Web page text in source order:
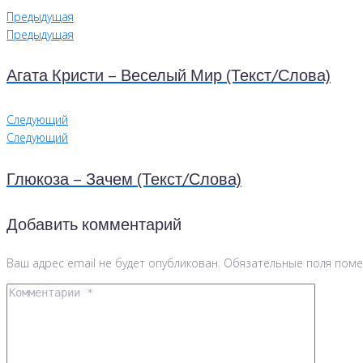
Предыдущая
Предыдущая
Агата Кристи – Веселый Мир (Текст/Слова)
Следующий
Следующий
Глюкоза – Зачем (Текст/Слова)
Добавить комментарий
Ваш адрес email не будет опубликован. Обязательные поля